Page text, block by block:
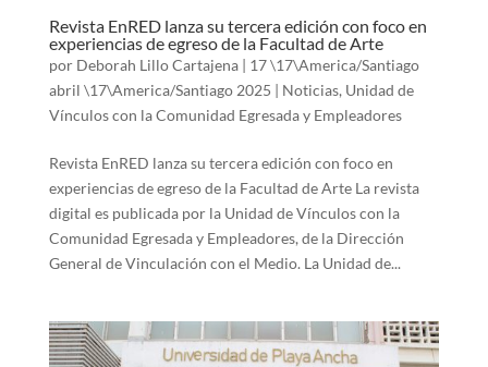
Revista EnRED lanza su tercera edición con foco en
experiencias de egreso de la Facultad de Arte
por Deborah Lillo Cartajena| 17 \17\America/Santiago
abril \17\America/Santiago 2025 | Noticias, Unidad de
Vínculos con la Comunidad Egresada y Empleadores
Revista EnRED lanza su tercera edición con foco en
experiencias de egreso de la Facultad de Arte La revista
digital es publicada por la Unidad de Vínculos con la
Comunidad Egresada y Empleadores, de la Dirección
General de Vinculación con el Medio. La Unidad de...